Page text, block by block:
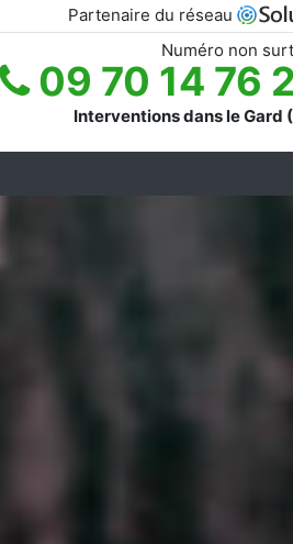
Partenaire du réseau
Numéro non
09 70 14 76
Interventions dans le Gard